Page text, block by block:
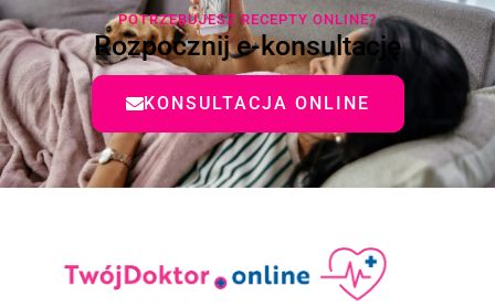
POTRZEBUJESZ RECEPTY ONLINE?
Rozpocznij e-konsultację
KONSULTACJA ONLINE